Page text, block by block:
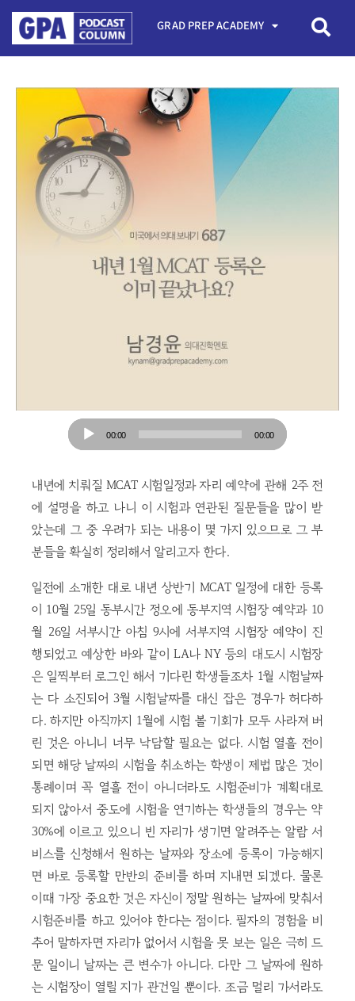
GRAD PREP ACADEMY
Audio
Player
00:00 00:00
내년에 치뤄질 MCAT 시험일정과 자리 예약에 관해 2주 전
에 설명을 하고 나니 이 시험과 연관된 질문들을 많이 받
았는데 그 중 우려가 되는 내용이 몇 가지 있으므로 그 부
분들을 확실히 정리해서 알리고자 한다.
일전에 소개한 대로 내년 상반기 MCAT 일정에 대한 등록
이 10월 25일 동부시간 정오에 동부지역 시험장 예약과 10
월 26일 서부시간 아침 9시에 서부지역 시험장 예약이 진
행되었고 예상한 바와 같이 LA나 NY 등의 대도시 시험장
은 일찍부터 로그인 해서 기다린 학생들조차 1월 시험날짜
는 다 소진되어 3월 시험날짜를 대신 잡은 경우가 허다하
다. 하지만 아직까지 1월에 시험 볼 기회가 모두 사라져 버
린 것은 아니니 너무 낙담할 필요는 없다. 시험 열흘 전이
되면 해당 날짜의 시험을 취소하는 학생이 제법 많은 것이
통례이며 꼭 열흘 전이 아니더라도 시험준비가 계획대로
되지 않아서 중도에 시험을 연기하는 학생들의 경우는 약
30%에 이르고 있으니 빈 자리가 생기면 알려주는 알람 서
비스를 신청해서 원하는 날짜와 장소에 등록이 가능해지
면 바로 등록할 만반의 준비를 하며 지내면 되겠다. 물론
이때 가장 중요한 것은 자신이 정말 원하는 날짜에 맞춰서
시험준비를 하고 있어야 한다는 점이다. 필자의 경험을 비
추어 말하자면 자리가 없어서 시험을 못 보는 일은 극히 드
문 일이니 날짜는 큰 변수가 아니다. 다만 그 날짜에 원하
는 시험장이 열릴 지가 관건일 뿐이다. 조금 멀리 가서라도